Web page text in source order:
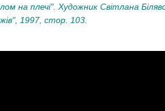
на плечі". Художник Світлана
1997, стор. 103.